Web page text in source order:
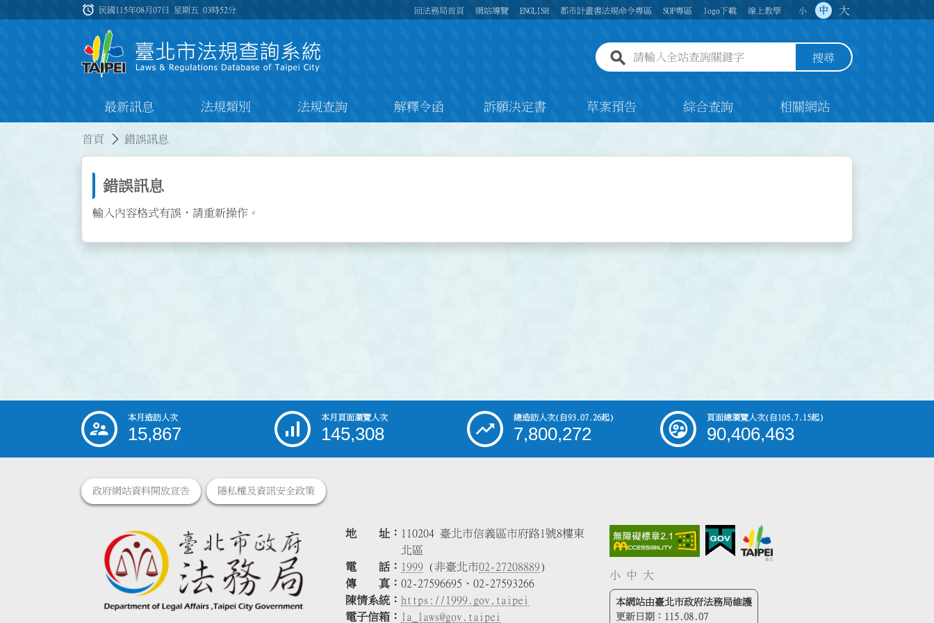
:::
alarm 民國115年08月07日 星期五03時52分 回法務局首頁 網站導覽 ENGLISH 都市計畫書法規命令專區 SOP專區 logo下載 線上教學 小 中 大
全站查詢關鍵字欄位 搜尋
最新訊息 法規類別 法規查詢 解釋令函 訴願決定書 草案預告 綜合查詢 相關網站
首頁 錯誤訊息
錯誤訊息
輸入內容格式有誤，請重新操作。
::: 本月造訪人次
15,867
本月頁面瀏覽人次
145,308
總造訪人次(自93.07.26起)
7,800,272
頁面總瀏覽人次(自105.7.15起)
90,406,463
政府網站資料開放宣告 隱私權及資訊安全政策
地 址
110204 臺北市信義區市府路1號8樓東
北區
電 話
1999 (非臺北市02-27208889)
傳 真
02-27596695、02-27593266
陳情系統
https://1999.gov.taipei
電子信箱
la_laws@gov.taipei
小 中 大
本網站由臺北市政府法務局維護
更新日期： 115.08.07